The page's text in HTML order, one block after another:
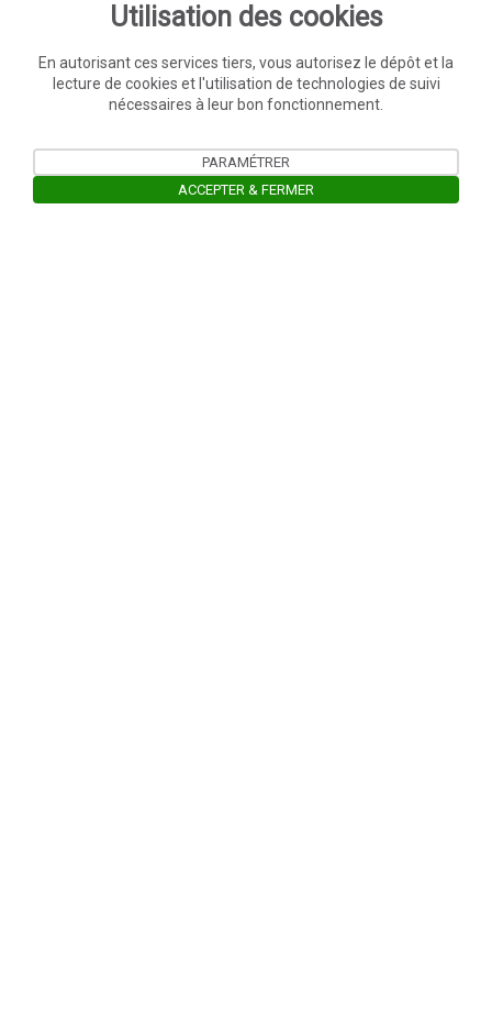
Utilisation des cookies
En autorisant ces services tiers, vous autorisez le dépôt et la
lecture de cookies et l'utilisation de technologies de suivi
nécessaires à leur bon fonctionnement.
PARAMÉTRER
ACCEPTER & FERMER